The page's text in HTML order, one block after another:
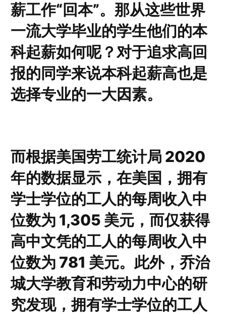
薪工作“回本”。那从这些世界
一流大学毕业的学生他们的本
科起薪如何呢？对于追求高回
报的同学来说本科起薪高也是
选择专业的一大因素。
而根据美国劳工统计局 2020
年的数据显示，在美国，拥有
学士学位的工人的每周收入中
位数为 1,305 美元，而仅获得
高中文凭的工人的每周收入中
位数为 781 美元。此外，乔治
城大学教育和劳动力中心的研
究发现，拥有学士学位的工人